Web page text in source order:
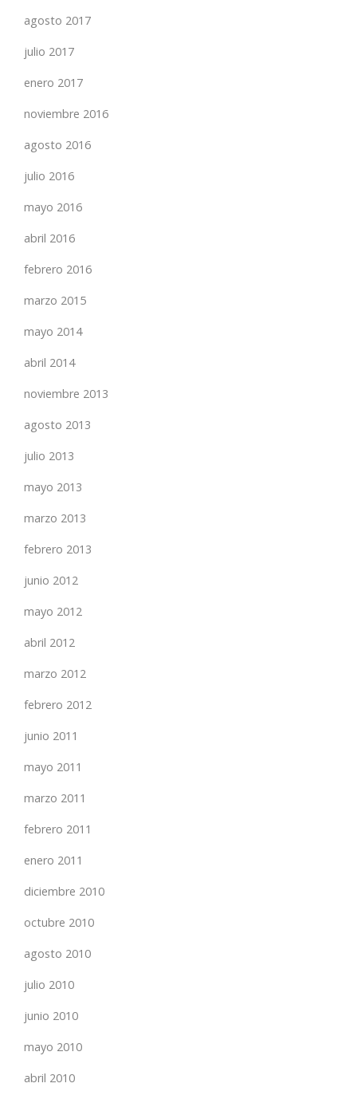
agosto 2017
julio 2017
enero 2017
noviembre 2016
agosto 2016
julio 2016
mayo 2016
abril 2016
febrero 2016
marzo 2015
mayo 2014
abril 2014
noviembre 2013
agosto 2013
julio 2013
mayo 2013
marzo 2013
febrero 2013
junio 2012
mayo 2012
abril 2012
marzo 2012
febrero 2012
junio 2011
mayo 2011
marzo 2011
febrero 2011
enero 2011
diciembre 2010
octubre 2010
agosto 2010
julio 2010
junio 2010
mayo 2010
abril 2010